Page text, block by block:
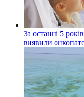
За останні 5
виявили